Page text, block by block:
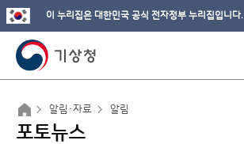
이 누리집은 대한민국 공식 전자정부 누리집입니다.
알림·자료 알림
포토뉴스